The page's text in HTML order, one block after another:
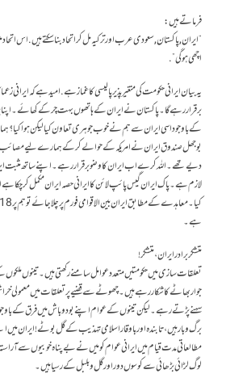
فرماتے ہیں:
“ایران, پاکستان, سعودی عرب اور ترکیہ مل کر اتحاد بنا سکتے ہیں. اس
اچھی ہوگی”.
یہ بیان ایرانی حکومت کی متغیر پذیر پالیسی کا غماز ہے. امید ہے کہ ایرانی
برقرار رہے گا۔ پاکستان نے ایران کے ہاتھوں بہت چرکے کھائے۔
کے باوجود اسی ایران سے ہم نے خوب جوہری تعاون کیا لیکن ہوا
بوجھل صندوق ایران نے امریکہ کے حوالے کر کے ہمارے لیے
دیے تھے۔ اللہ کرے اب ایران کا وضو برقرار رہے۔ اپنے ساتھ مثبت
لازم ہے۔ پاک ایران گیس پائپ لائن کا ایرانی حصہ ایران مکمل کر چکا
ہے۔
متشکر برادر ایران، متشکر!
تعلقات سازی میں حکومتیں متعدد عوامل سامنے رکھتی ہیں۔ تینوں
جوار بھاٹے کا شکار رہے ہیں۔ چھوٹے سے قضیے پر تعلقات میں معمولی
سہنے پڑتے رہے۔ لیکن تینوں کے عوام اپنے بود و باش میں فرق کے
برگ و بار ہیں، تابندہ اور باوقار اسلامی تہذیب کے گل بوٹے! ایران میں
مطالعاتی مدت قیام میں ایرانی عوام کو میں نے بے پناہ خوبیوں سے آراستہ
لوگ لڑائی بڑھائی سے کوسوں دور اور گل و بلبل کے رسیا ہیں۔